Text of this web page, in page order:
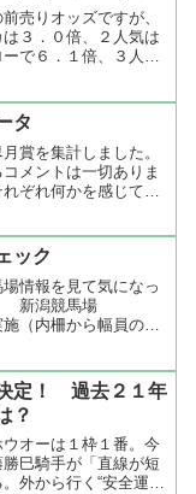
売りオッズですが、
３．０倍、２人気は
で６．１倍、３人気
降はスクリーンヒー
ト、オ...
タ
賞を集計しました。
メントは一切ありま
ぞれ何かを感じてい
ック
情報を見て気になっ
。 新潟競馬場
内柵から幅員の約
調整（８㎝） 小
芝刈り...
定！ 過去２１年
？
オーは１枠１番。今
巳騎手が「直線が短
外から行く“安全運